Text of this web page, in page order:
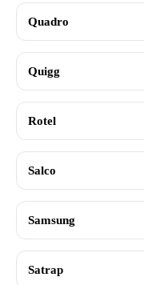
Quadro
Quigg
Rotel
Salco
Samsung
Satrap